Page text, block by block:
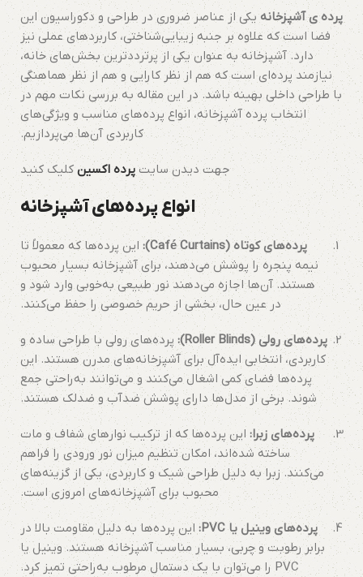
پرده ی آشپزخانهیکی از عناصر ضروری در طراحی و دکوراسیون این
فضا است که علاوه بر جنبه زیبایی‌شناختی، کاربردهای عملی نیز
دارد. آشپزخانه به عنوان یکی از پرترددترین بخش‌های خانه،
نیازمند پرده‌ای است که هم از نظر کارایی و هم از نظر هماهنگی
با طراحی داخلی بهینه باشد. در این مقاله به بررسی نکات مهم در
انتخاب پرده آشپزخانه، انواع پرده‌های مناسب و ویژگی‌های
کاربردی آن‌ها می‌پردازیم.
جهت دیدن سایتپرده اکسین کلیک کنید
انواع پرده‌های آشپزخانه
پرده‌های کوتاه (Café Curtains):
این پرده‌ها که معمولاً تا
نیمه پنجره را پوشش می‌دهند، برای آشپزخانه بسیار محبوب
هستند. آن‌ها اجازه می‌دهند نور طبیعی به‌خوبی وارد شود و
در عین حال، بخشی از حریم خصوصی را حفظ می‌کنند.
پرده‌های رولی (Roller Blinds):
پرده‌های رولی با طراحی ساده و
کاربردی، انتخابی ایده‌آل برای آشپزخانه‌های مدرن هستند. این
پرده‌ها فضای کمی اشغال می‌کنند و می‌توانند به‌راحتی جمع
شوند. برخی از مدل‌ها دارای پوشش ضدآب و ضدلک هستند.
پرده‌های زبرا: این پرده‌ها که از ترکیب نوارهای شفاف و مات
ساخته شده‌اند، امکان تنظیم میزان نور ورودی را فراهم
می‌کنند. زبرا به دلیل طراحی شیک و کاربردی، یکی از گزینه‌های
محبوب برای آشپزخانه‌های امروزی است.
پرده‌های وینیل یا PVC:
این پرده‌ها به دلیل مقاومت بالا در
برابر رطوبت و چربی، بسیار مناسب آشپزخانه هستند. وینیل یا
PVC را می‌توان با یک دستمال مرطوب به‌راحتی تمیز کرد.